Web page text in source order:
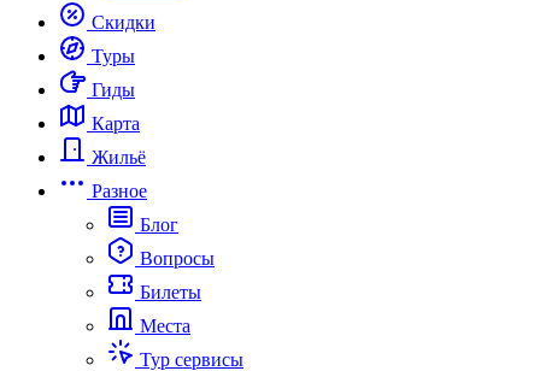
Скидки
Туры
Гиды
Карта
Жильё
Разное
Блог
Вопросы
Билеты
Места
Тур сервисы